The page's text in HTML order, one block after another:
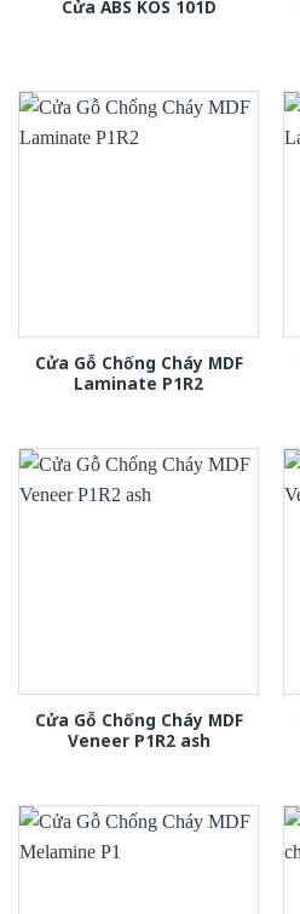
Cửa ABS KOS 101D
Cửa Gỗ Chống Cháy MDF
Laminate P1R2
Cửa Gỗ Chống Cháy MDF
Veneer P1R2 ash